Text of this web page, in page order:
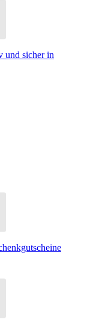
und sicher in